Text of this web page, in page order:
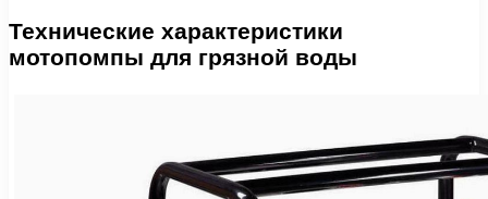
Технические характеристики
мотопомпы для грязной воды